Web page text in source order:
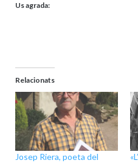
Us agrada:
Relacionats
Josep Riera, poeta del